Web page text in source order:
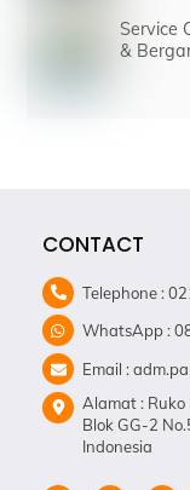
Service
&
CONTACT
Telephone :
WhatsApp :
Email :
Alamat : Ruko
Blok GG-2
Indonesia